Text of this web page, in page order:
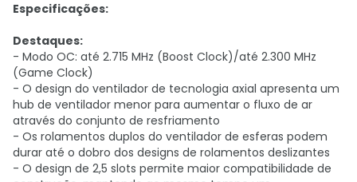
Especificações:
Destaques:
- Modo OC: até 2.715 MHz (Boost Clock)/até 2.300 MHz
(Game Clock)
- O design do ventilador de tecnologia axial apresenta um
hub de ventilador menor para aumentar o fluxo de ar
através do conjunto de resfriamento
- Os rolamentos duplos do ventilador de esferas podem
durar até o dobro dos designs de rolamentos deslizantes
- O design de 2,5 slots permite maior compatibilidade de